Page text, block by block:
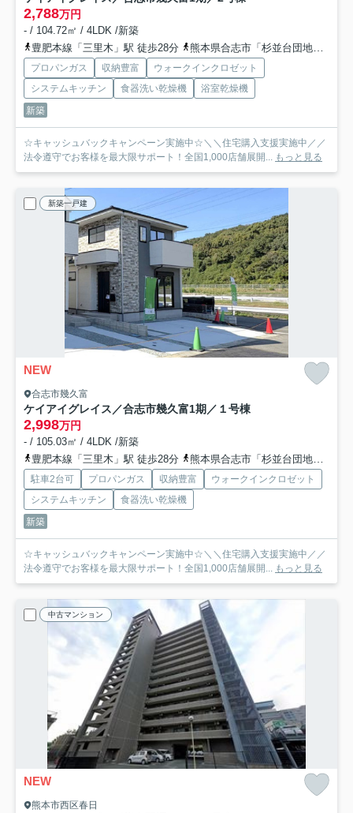
2,788万円
- / 104.72㎡ / 4LDK /新築
豊肥本線「三里木」駅 徒歩28分
熊本県合志市「杉並台団地」バス停下車 徒歩3分
プロパンガス 収納豊富
ウォークインクロゼット
システムキッチン
食器洗い乾燥機
浴室乾燥機
新築
☆キャッシュバックキャンペーン実施中☆＼＼住宅購入支援実施中／／
法令遵守でお客様を最大限サポート！全国1,000店舗展開... もっと見る
新築一戸建
NEW
合志市幾久富
ケイアイグレイス／合志市幾久富1期／１号棟
2,998万円
- / 105.03㎡ / 4LDK /新築
豊肥本線「三里木」駅 徒歩28分
熊本県合志市「杉並台団地」バス停下車 徒歩3分
駐車2台可 プロパンガス 収納豊富
ウォークインクロゼット
システムキッチン
食器洗い乾燥機
新築
☆キャッシュバックキャンペーン実施中☆＼＼住宅購入支援実施中／／
法令遵守でお客様を最大限サポート！全国1,000店舗展開... もっと見る
中古マンション
NEW
熊本市西区春日